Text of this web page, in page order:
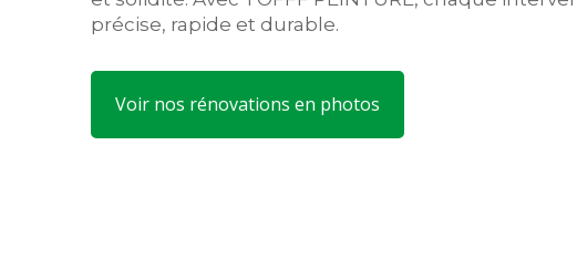
précise, rapide et durable.
Voir nos rénovations en photos